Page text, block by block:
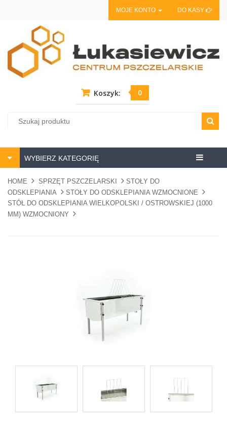
MOJE KONTO DO KASY
Koszyk: 0
Centrum
WYBIERZ KATEGORIĘ
HOME SPRZĘT PSZCZELARSKI
STOŁY DO
ODSKLEPIANIA
STOŁY DO ODSKLEPIANIA WZMOCNIONE
STÓŁ DO ODSKLEPIANIA WIELKOPOLSKI / OSTROWSKIEJ (1000
MM) WZMOCNIONY